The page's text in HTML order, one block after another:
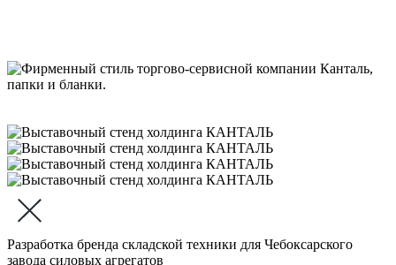
Разработка бренда складской техники для Чебоксарского
завода силовых агрегатов